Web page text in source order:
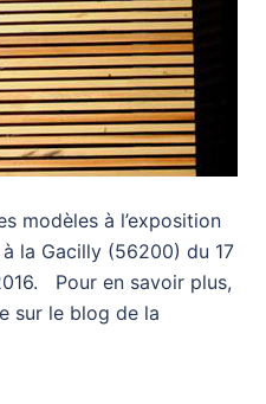
modèles à l’exposition
la Gacilly (56200) du 17
Pour en savoir plus,
sur le blog de la